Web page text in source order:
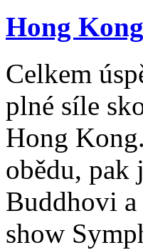
Hong
Celkem
plné síle
Hong
obědu, pak
Buddhovi a
show